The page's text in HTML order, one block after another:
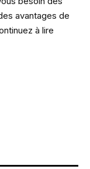
avantages de
à lire